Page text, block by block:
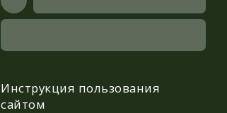
Инструкция пользования
сайтом